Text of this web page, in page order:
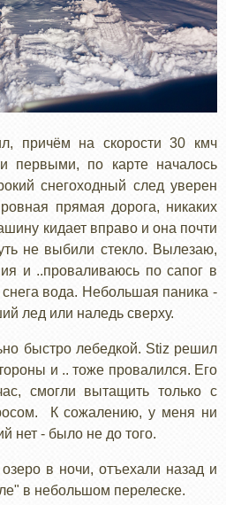
причём на скорости 30 кмч
по карте началось
снегоходный след уверен
прямая дорога, никаких
кидает вправо и она почти
не выбили стекло. Вылезаю,
и ..проваливаюсь по сапог в
снега вода. Небольшая паника -
лед или наледь сверху.
быстро лебедкой. Stiz решил
и .. тоже провалился. Его
смогли вытащить только с
К сожалению, у меня ни
нет - было не до того.
в ночи, отъехали назад и
в небольшом перелеске.